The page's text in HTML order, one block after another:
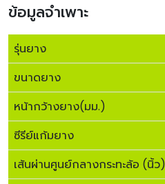
ข้อมูลจำเพาะ
รุ่นยาง
ขนาดยาง
หน้ากว้างยาง(มม.)
ซีรีย์แก้มยาง
เส้นผ่านศูนย์กลางกระทะล้อ (นิ้ว)